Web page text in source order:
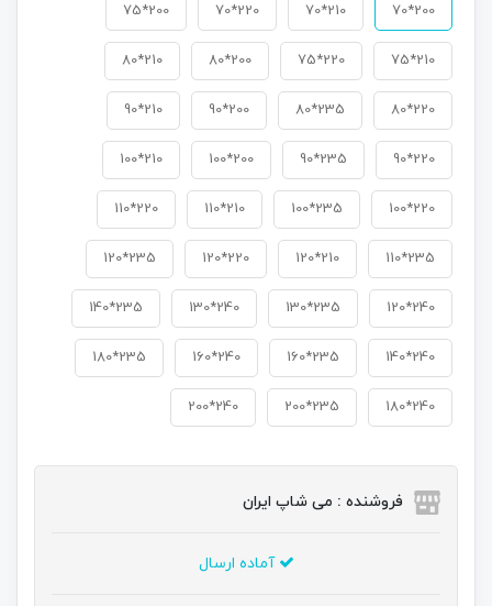
200*70
210*70
220*70
200*75
210*75
220*75
200*80
210*80
220*80
235*80
200*90
210*90
220*90
235*90
200*100
210*100
220*100
235*100
210*110
220*110
235*110
210*120
220*120
235*120
240*120
235*130
240*130
235*140
240*140
235*160
240*160
235*180
240*180
235*200
240*200
فروشنده : می شاپ ایران
آماده ارسال